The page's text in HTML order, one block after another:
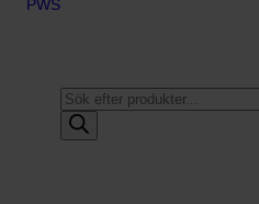
Produktsökning